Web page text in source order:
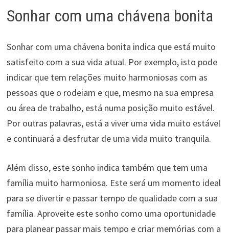
Sonhar com uma chávena bonita
Sonhar com uma chávena bonita indica que está muito
satisfeito com a sua vida atual. Por exemplo, isto pode
indicar que tem relações muito harmoniosas com as
pessoas que o rodeiam e que, mesmo na sua empresa
ou área de trabalho, está numa posição muito estável.
Por outras palavras, está a viver uma vida muito estável
e continuará a desfrutar de uma vida muito tranquila.
Além disso, este sonho indica também que tem uma
família muito harmoniosa. Este será um momento ideal
para se divertir e passar tempo de qualidade com a sua
família. Aproveite este sonho como uma oportunidade
para planear passar mais tempo e criar memórias com a